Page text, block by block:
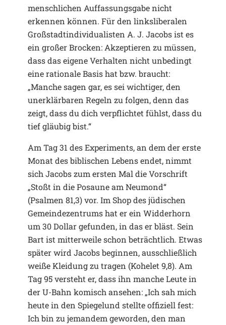
menschlichen Auffassungsgabe nicht
erkennen können. Für den linksliberalen
Großstadtindividualisten A. J. Jacobs ist es
ein großer Brocken: Akzeptieren zu müssen,
dass das eigene Verhalten nicht unbedingt
eine rationale Basis hat bzw. braucht:
„Manche sagen gar, es sei wichtiger, den
unerklärbaren Regeln zu folgen, denn das
zeigt, dass du dich verpflichtet fühlst, dass du
tief gläubig bist.“
Am Tag 31 des Experiments, an dem der erste
Monat des biblischen Lebens endet, nimmt
sich Jacobs zum ersten Mal die Vorschrift
„Stoßt in die Posaune am Neumond“
(Psalmen 81,3) vor. Im Shop des jüdischen
Gemeindezentrums hat er ein Widderhorn
um 30 Dollar gefunden, in das er bläst. Sein
Bart ist mitterweile schon beträchtlich. Etwas
später wird Jacobs beginnen, ausschließlich
weiße Kleidung zu tragen (Kohelet 9,8). Am
Tag 95 versteht er, dass ihn manche Leute in
der U-Bahn komisch ansehen: „Ich sah mich
heute in den Spiegelund stellte offiziell fest:
Ich bin zu jemandem geworden, den man